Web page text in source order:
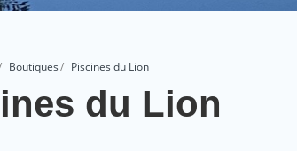
Boutiques Piscines du Lion
du Lion